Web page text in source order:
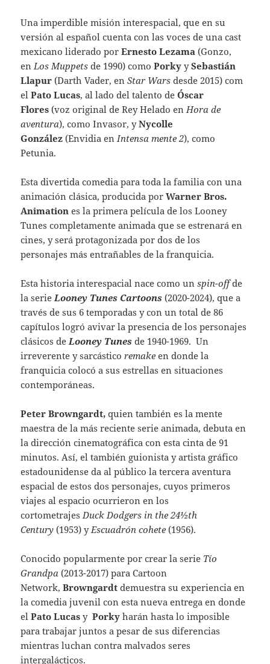
Una imperdible misión interespacial, que en su
versión al español cuenta con las voces de una cast
mexicano liderado porErnesto Lezama (Gonzo,
en Los Muppets de 1990) comoPorky ySebastián
Llapur (Darth Vader, enStar Wars desde 2015) com
elPato Lucas, al lado del talento deÓscar
Flores (voz original de Rey Helado en Hora de
aventura), como Invasor, yNycolle
González (Envidia en Intensa mente 2), como
Petunia.
Esta divertida comedia para toda la familia con una
animación clásica, producida porWarner Bros.
Animationes la primera película de los Looney
Tunes completamente animada que se estrenará en
cines, y será protagonizada por dos de los
personajes más entrañables de la franquicia.
Esta historia interespacial nace como unspin-offde
la serie Looney Tunes Cartoons (2020-2024), que a
través de sus 6 temporadas y con un total de 86
capítulos logró avivar la presencia de los personajes
clásicos de Looney Tunes de 1940-1969. Un
irreverente y sarcásticoremake en donde la
franquicia colocó a sus estrellas en situaciones
contemporáneas.
Peter Browngardt,quien también es la mente
maestra de la más reciente serie animada, debuta en
la dirección cinematográfica con esta cinta de 91
minutos. Así, el también guionista y artista gráfico
estadounidense da al público la tercera aventura
espacial de estos dos personajes, cuyos primeros
viajes al espacio ocurrieron en los
cortometrajes Duck Dodgers in the 24½th
Century (1953) y Escuadrón cohete (1956).
Conocido popularmente por crear la serie Tío
Grandpa (2013-2017) para Cartoon
Network,Browngardtdemuestra su experiencia en
la comedia juvenil con esta nueva entrega en donde
elPato Lucas y Porky harán hasta lo imposible
para trabajar juntos a pesar de sus diferencias
mientras luchan contra malvados seres
intergalácticos.